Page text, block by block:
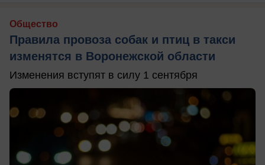
Общество
Правила провоза собак и птиц в такси
изменятся в Воронежской области
Изменения вступят в силу 1 сентября